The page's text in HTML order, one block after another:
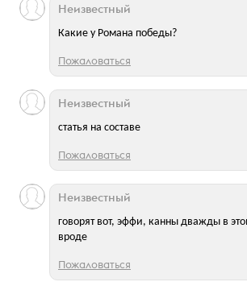
Какие у Романа победы?
Неизвестный
Пожаловаться
статья на составе
Неизвестный
Пожаловаться
говорят вот, эффи, канны дважды в
вроде
Неизвестный
Пожаловаться